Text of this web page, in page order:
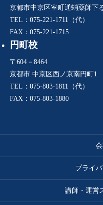
京都市中京区室町通蛸薬師下
TEL：075-221-1711（代）
FAX：075-221-1715
円町校
〒604－8464
京都市 中京区西ノ京南円町1
TEL：075-803-1811（代）
FAX：075-803-1880
プライ
講師・運営